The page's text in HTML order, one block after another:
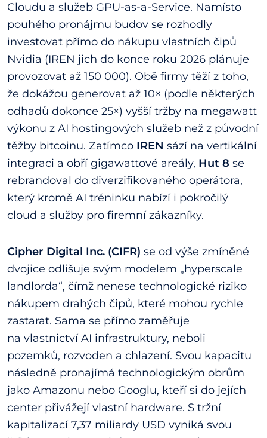
Cloudu a služeb GPU-as-a-Service. Namísto
pouhého pronájmu budov se rozhodly
investovat přímo do nákupu vlastních čipů
Nvidia (IREN jich do konce roku 2026 plánuje
provozovat až 150 000). Obě firmy těží z toho,
že dokážou generovat až 10× (podle některých
odhadů dokonce 25×) vyšší tržby na megawatt
výkonu z AI hostingových služeb než z původní
těžby bitcoinu. Zatímco IREN sází na vertikální
integraci a obří gigawattové areály, Hut 8 se
rebrandoval do diverzifikovaného operátora,
který kromě AI tréninku nabízí i pokročilý
cloud a služby pro firemní zákazníky.
Cipher Digital Inc. (CIFR) se od výše zmíněné
dvojice odlišuje svým modelem „hyperscale
landlorda“, čímž nenese technologické riziko
nákupem drahých čipů, které mohou rychle
zastarat. Sama se přímo zaměřuje
na vlastnictví AI infrastruktury, neboli
pozemků, rozvoden a chlazení. Svou kapacitu
následně pronajímá technologickým obrům
jako Amazonu nebo Googlu, kteří si do jejích
center přivážejí vlastní hardware. S tržní
kapitalizací 7,37 miliardy USD vyniká svou